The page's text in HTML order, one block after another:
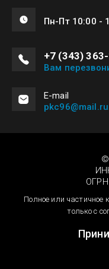
Пн-Пт 10:00 -
+7 (343)
Вам
Е-mail
pkc96@mail.ru
©
ОГРН
Полное или
только с